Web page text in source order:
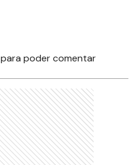
para poder comentar